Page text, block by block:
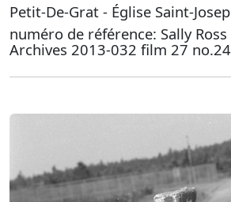
Petit-De-Grat - Église Saint-
numéro de référence: Sally
Archives 2013-032 film 27 no.24